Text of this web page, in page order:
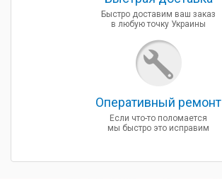
Быстро доставим ваш заказ
в любую точку Украины
Оперативный ремонт
Если что-то поломается
мы быстро это исправим